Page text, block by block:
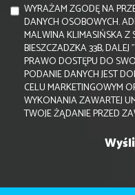
WYRAŻAM ZGODĘ NA
DANYCH OSOBOWYCH.
MALWINA KLIMASIŃSKA Z
BIESZCZADZKA 33B,
PRAWO DOSTĘPU DO
PODANIE DANYCH JEST
CELU MARKETINGOWYM
WYKONANIA ZAWARTEJ
TWOJE ŻĄDANIE PRZED